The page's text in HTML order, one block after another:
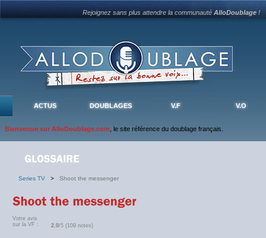
Rejoignez sans plus attendre la communautéAlloDoublage !
ACTUS DOUBLAGES V.F V.O
Bienvenue sur AlloDoublage.com , le site référence du doublage français.
Series TV > Shoot the messenger
Votre avis
sur la VF :
2.0/5 (109 notes)